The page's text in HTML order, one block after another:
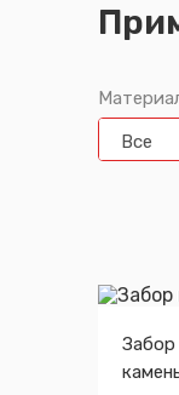
Все
Забор